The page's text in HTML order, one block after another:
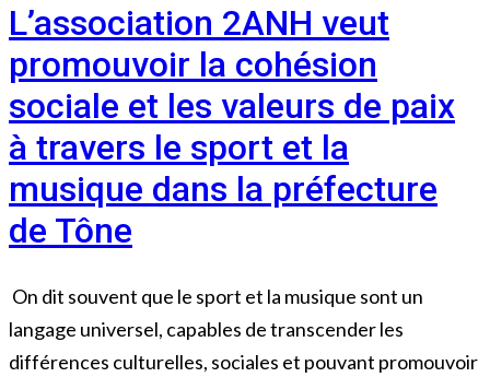
L’association 2ANH veut
promouvoir la cohésion
sociale et les valeurs de paix
à travers le sport et la
musique dans la préfecture
de Tône
On dit souvent que le sport et la musique sont un
langage universel, capables de transcender les
différences culturelles, sociales et pouvant promouvoir